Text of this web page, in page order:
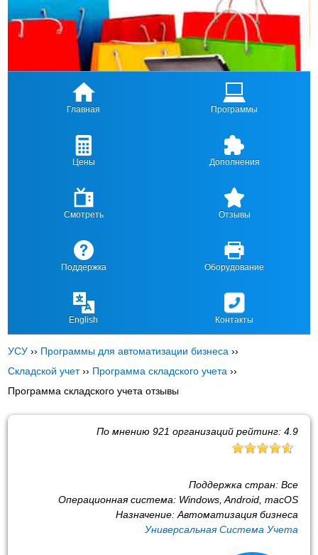
Главная Программы
Цены Дополнения
Смотреть Отзывы
Поддержка Оборудование
English Контакты
УСУ ›› Программы для автоматизации бизнеса ››
Складской учет›› Программа складского учета ››
Программа складского учета отзывы
По мнению 921 организаций рейтинг: 4.9
Поддержка стран: Все
Операционная система: Windows, Android, macOS
Назначение: Автоматизация бизнеса
Универсальная Система Учета